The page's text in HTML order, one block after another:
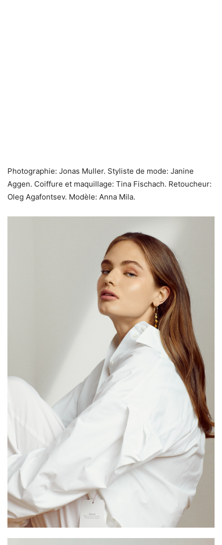
Photographie: Jonas Muller. Styliste de mode: Janine
Aggen. Coiffure et maquillage: Tina Fischach. Retoucheur:
Oleg Agafontsev. Modèle: Anna Mila.